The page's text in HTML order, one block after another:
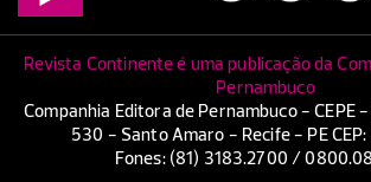
Revista Continente é uma publicação da
Pernambuco
Companhia Editora de Pernambuco - CEPE
530 - Santo Amaro - Recife - PE
Fones: (81) 3183.2700 /